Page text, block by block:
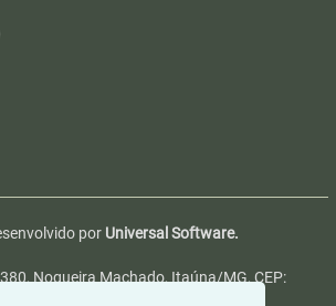
por Universal Software.
Nogueira Machado, Itaúna/MG, CEP: